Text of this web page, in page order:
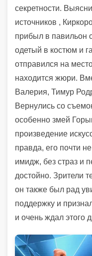
секретности.
источников ,
прибыл в павильон
одетый в костюм и
отправился на
находится жюри.
Валерия, Тимур
Вернулись со
особенно змей
произведение
правда, его почти
имидж, без страз и
достойно. Зрители
он также был рад
поддержку и
и очень ждал этого